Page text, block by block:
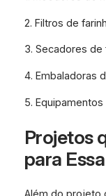
2. Filtros de
3. Secadores de
4. Embaladoras
5.
Projetos
para